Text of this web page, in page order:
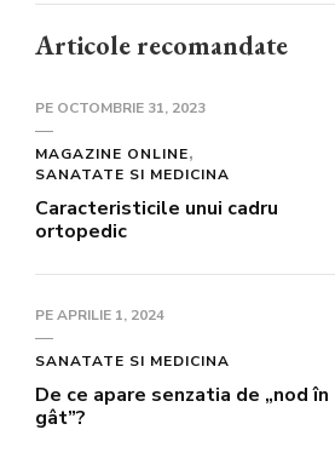
Articole recomandate
PE OCTOMBRIE 31, 2023
MAGAZINE ONLINE
SANATATE SI MEDICINA
Caracteristicile unui cadru
ortopedic
PEAPRILIE 1, 2024
SANATATE SI MEDICINA
De ce apare senzatia de „nod în
gât”?